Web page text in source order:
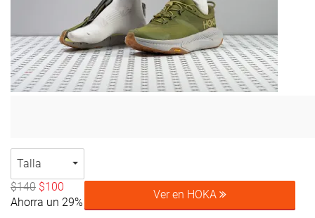
Talla
$140 $100
Ahorra un 29%
Ver en HOKA